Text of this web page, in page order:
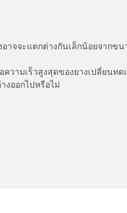
าจจะแตกต่างกันเล็กน้อยจาก
วามเร็วสูงสุดของยางเปลี่ยนท
งออกไปหรือไม่